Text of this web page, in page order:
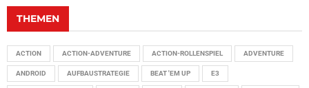
THEMEN
ACTION ACTION-ADVENTURE ACTION-ROLLENSPIEL ADVENTURE
ANDROID AUFBAUSTRATEGIE BEAT 'EM UP E3